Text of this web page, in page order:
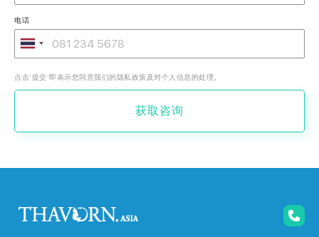
电话
点击‘提交’即表示您同意我们的隐私政策及对个人信息的处理。
获取咨询